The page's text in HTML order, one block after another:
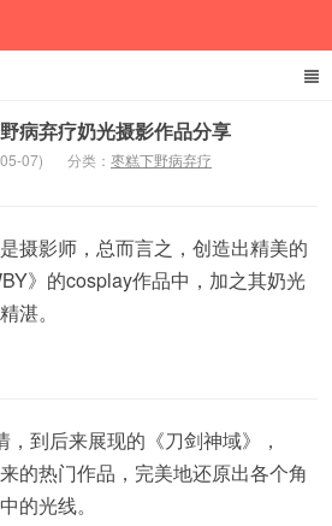
病弃疗奶光摄影作品分享
07) 分类： 枣糕下野病弃疗
摄影师，总而言之，创造出精美的
》的cosplay作品中，加之其奶光
湛。
到后来展现的《刀剑神域》，
的热门作品，完美地还原出各个角
的光线。